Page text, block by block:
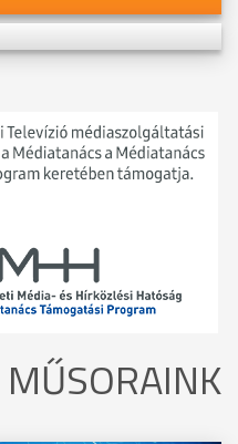
MŰSORAINK